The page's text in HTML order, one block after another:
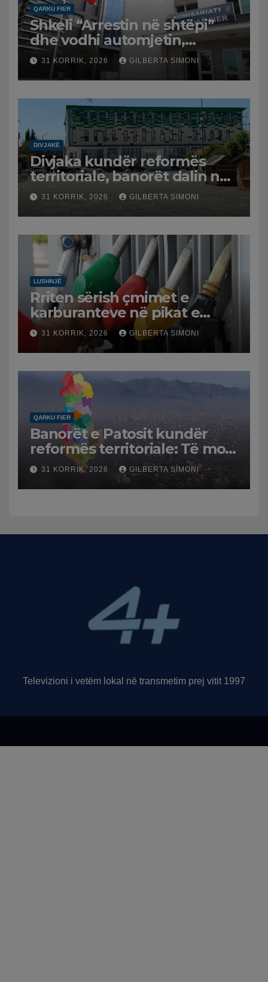
QARKU FIER
Shkeli “Arrestin në shtëpi”
dhe vodhi automjetin,
arrestohet 43-vjeçari
31 KORRIK, 2026 GILBERTA SIMONI
DIVJAKË
Divjaka kundër reformës
territoriale, banorët dalin në
protestë.
31 KORRIK, 2026 GILBERTA SIMONI
LUSHNJË
Rriten sërish çmimet e
karburanteve në pikat e
karburanteve në Lushnjë.
Tensionet në Lindjen e
Mesme shtrenjtojnë naftën
dhe benzinën në vend
31 KORRIK, 2026 GILBERTA SIMONI
QARKU FIER
Banorët e Patosit kundër
reformës territoriale: Të mos
humbasim identitetin e
qytetit
31 KORRIK, 2026 GILBERTA SIMONI
Televizioni i vetëm lokal në transmetim prej vitit 1997